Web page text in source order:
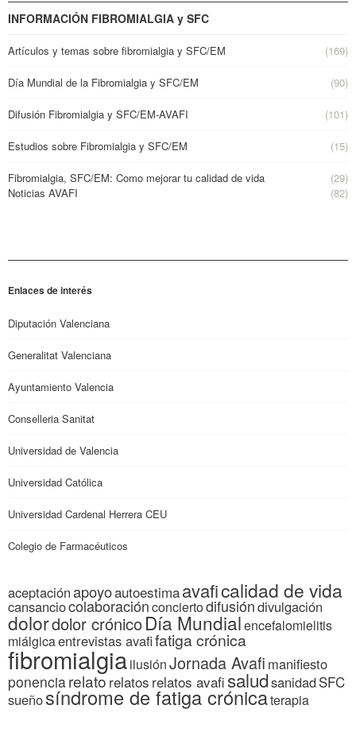
INFORMACIÓN FIBROMIALGIA y SFC
Artículos y temas sobre fibromialgia y SFC/EM (169)
Día Mundial de la Fibromialgia y SFC/EM (90)
Difusión Fibromialgia y SFC/EM-AVAFI (101)
Estudios sobre Fibromialgia y SFC/EM (15)
Fibromialgia, SFC/EM: Como mejorar tu calidad de vida
(29)
Noticias AVAFI
(82)
Enlaces de interés
Diputación Valenciana
Generalitat Valenciana
Ayuntamiento Valencia
Conselleria Sanitat
Universidad de Valencia
Universidad Católica
Universidad Cardenal Herrera CEU
Colegio de Farmacéuticos
aceptaciónapoyoautoestimaavaficalidad de vida
cansanciocolaboraciónconciertodifusióndivulgación
dolordolor crónicoDía Mundialencefalomielitis
miálgicaentrevistas avafifatiga crónica
fibromialgiailusiónJornada Avafi manifiesto
ponenciarelatorelatos relatos avafisaludsanidadSFC
sueñosíndrome de fatiga crónicaterapia